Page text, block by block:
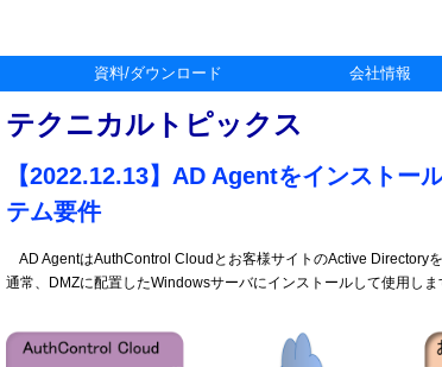
資料/ダウンロード 会社情報
テクニカルトピックス
【2022.12.13】AD Agentをインストー
テム要件
AD AgentはAuthControl Cloudとお客様サイトのActive Directory
通常、DMZに配置したWindowsサーバにインストールして使用しま